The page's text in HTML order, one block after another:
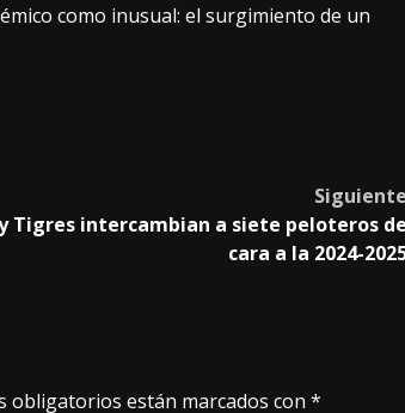
como inusual: el surgimiento de un
Siguiente
Tigres intercambian a siete peloteros
cara a la 2024-
obligatorios están marcados con *